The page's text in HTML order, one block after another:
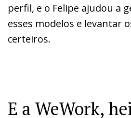
perfil, e o Felipe ajudou a
esses modelos e levantar
certeiros.
E a WeWork,